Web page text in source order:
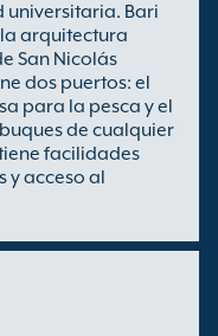
universitaria. Bari
arquitectura
San Nicolás
dos puertos: el
para la pesca y el
de cualquier
facilidades
y acceso al